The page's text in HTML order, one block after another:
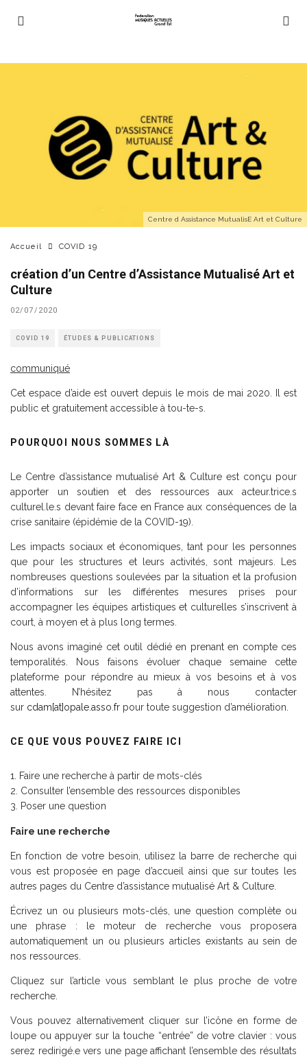
Centre d Assistance MutualisE Art et Culture
Accueil COVID 19
création d’un Centre d’Assistance Mutualisé Art et
Culture
02/07/2020
COVID 19 ÉTUDES & PUBLICATIONS
communiqué
Cet espace d’aide est ouvert depuis le mois de mai 2020. Il est
public et gratuitement accessible à tou-te-s.
POURQUOI NOUS SOMMES LÀ
Le Centre d’assistance mutualisé Art & Culture est conçu pour
apporter un soutien et des ressources aux acteur.trice.s
culturel.le.s devant faire face en France aux conséquences de la
crise sanitaire (épidémie de la COVID-19).
Les impacts sociaux et économiques, tant pour les personnes
que pour les structures et leurs activités, sont majeurs. Les
nombreuses questions soulevées par la situation et la profusion
d’informations sur les différentes mesures prises pour
accompagner les équipes artistiques et culturelles s’inscrivent à
court, à moyen et à plus long termes.
Nous avons imaginé cet outil dédié en prenant en compte ces
temporalités. Nous faisons évoluer chaque semaine cette
plateforme pour répondre au mieux à vos besoins et à vos
attentes. N’hésitez pas à nous contacter
sur cdam[at]opale.asso.fr pour toute suggestion d’amélioration.
CE QUE VOUS POUVEZ FAIRE ICI
Faire une recherche à partir de mots-clés
Consulter l’ensemble des ressources disponibles
Poser une question
Faire une recherche
En fonction de votre besoin, utilisez la barre de recherche qui
vous est proposée en page d’accueil ainsi que sur toutes les
autres pages du Centre d’assistance mutualisé Art & Culture.
Écrivez un ou plusieurs mots-clés, une question complète ou
une phrase : le moteur de recherche vous proposera
automatiquement un ou plusieurs articles existants au sein de
nos ressources.
Cliquez sur l’article vous semblant le plus proche de votre
recherche.
Vous pouvez alternativement cliquer sur l’icône en forme de
loupe ou appuyer sur la touche “entrée” de votre clavier : vous
serez redirigé.e vers une page affichant l’ensemble des résultats